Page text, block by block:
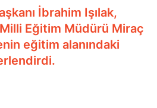
İbrahim Işılak,
Eğitim Müdürü Miraç
eğitim alanındaki